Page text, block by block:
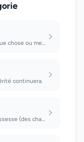
Vouloir faire table rase de quelque chose ou mettre fin définitivement à quelque...
continuera.
(des chiens) Annonce d'une grossesse (des chats) Bonheur dans vos relations sexu...